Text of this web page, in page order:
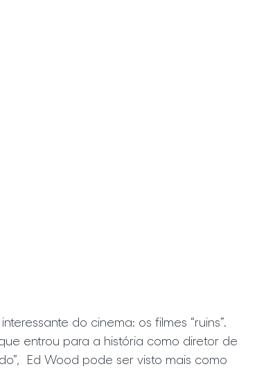
do cinema: os filmes “ruins”.
entrou para a história como diretor de
Ed Wood pode ser visto mais como